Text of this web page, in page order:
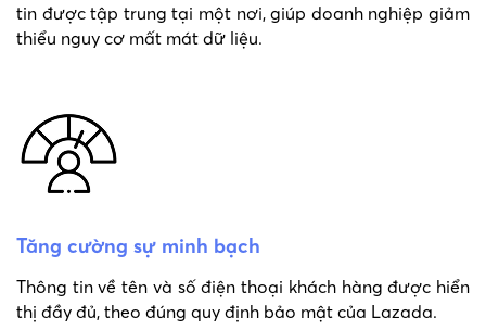
tin được tập trung tại một nơi, giúp doanh nghiệp giảm
thiểu nguy cơ mất mát dữ liệu.
Tăng cường sự minh bạch
Thông tin về tên và số điện thoại khách hàng được hiển
thị đầy đủ, theo đúng quy định bảo mật của Lazada.